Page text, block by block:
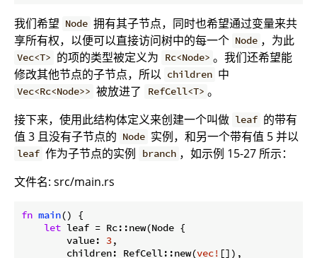
我们希望 Node 拥有其子节点，同时也希望通过变量来共
享所有权，以便可以直接访问树中的每一个 Node ，为此
Vec<T> 的项的类型被定义为 Rc<Node> 。我们还希望能
修改其他节点的子节点，所以 children 中
Vec<Rc<Node>> 被放进了 RefCell<T> 。
接下来，使用此结构体定义来创建一个叫做 leaf 的带有
值 3 且没有子节点的 Node 实例，和另一个带有值 5 并以
leaf 作为子节点的实例 branch ，如示例 15-27 所示：
文件名: src/main.rs
fn main() {
let leaf = Rc::new(Node {
        value:
3,
        children: RefCell::new(
vec! []),